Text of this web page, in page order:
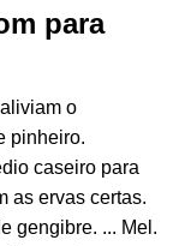
para
o
pinheiro.
caseiro para
as ervas certas.
gengibre. ... Mel.